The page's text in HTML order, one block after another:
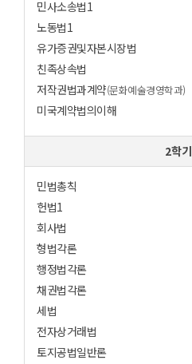
민사소송법1
노동법1
유가증권및자본시장법
친족상속법
저작권법과계약(문화예술경영학과)
미국계약법의이해
2학기
민법총칙
헌법1
회사법
형법각론
행정법각론
채권법각론
세법
전자상거래법
토지공법일반론